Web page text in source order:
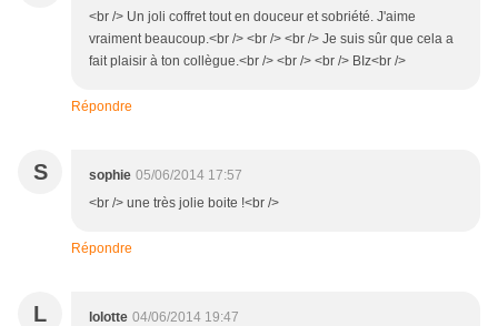
<br /> Un joli coffret tout en douceur et sobriété. J'aime
vraiment beaucoup.<br /> <br /> <br /> Je suis sûr que cela a
fait plaisir à ton collègue.<br /> <br /> <br /> BIz<br />
Répondre
S sophie 05/06/2014 17:57
<br /> une très jolie boite !<br />
Répondre
L lolotte 04/06/2014 19:47